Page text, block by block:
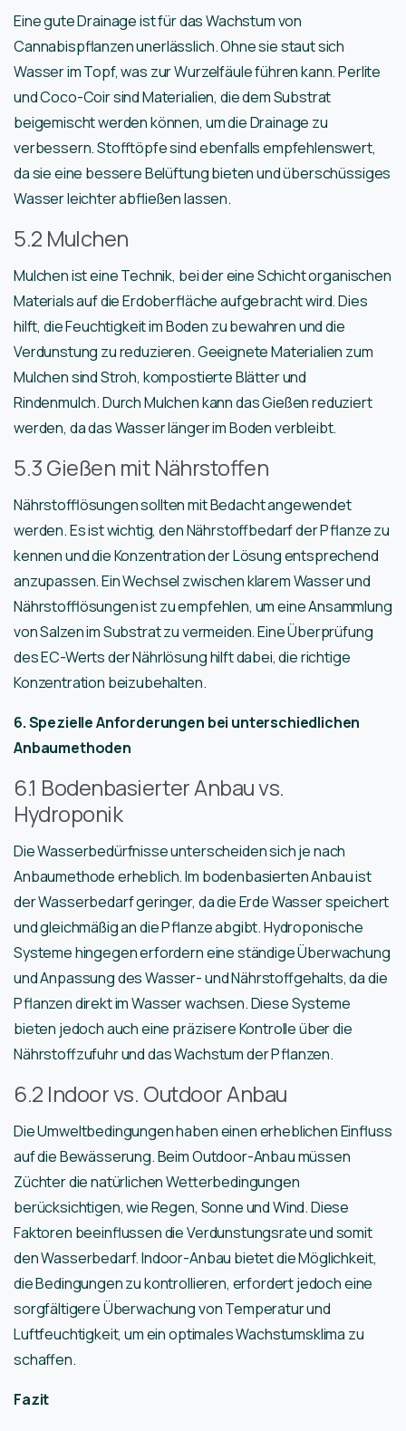
Eine gute Drainage ist für das Wachstum von
Cannabispflanzen unerlässlich. Ohne sie staut sich
Wasser im Topf, was zur Wurzelfäule führen kann. Perlite
und Coco-Coir sind Materialien, die dem Substrat
beigemischt werden können, um die Drainage zu
verbessern. Stofftöpfe sind ebenfalls empfehlenswert,
da sie eine bessere Belüftung bieten und überschüssiges
Wasser leichter abfließen lassen.
5.2 Mulchen
Mulchen ist eine Technik, bei der eine Schicht organischen
Materials auf die Erdoberfläche aufgebracht wird. Dies
hilft, die Feuchtigkeit im Boden zu bewahren und die
Verdunstung zu reduzieren. Geeignete Materialien zum
Mulchen sind Stroh, kompostierte Blätter und
Rindenmulch. Durch Mulchen kann das Gießen reduziert
werden, da das Wasser länger im Boden verbleibt.
5.3 Gießen mit Nährstoffen
Nährstofflösungen sollten mit Bedacht angewendet
werden. Es ist wichtig, den Nährstoffbedarf der Pflanze zu
kennen und die Konzentration der Lösung entsprechend
anzupassen. Ein Wechsel zwischen klarem Wasser und
Nährstofflösungen ist zu empfehlen, um eine Ansammlung
von Salzen im Substrat zu vermeiden. Eine Überprüfung
des EC-Werts der Nährlösung hilft dabei, die richtige
Konzentration beizubehalten.
6. Spezielle Anforderungen bei unterschiedlichen
Anbaumethoden
6.1 Bodenbasierter Anbau vs.
Hydroponik
Die Wasserbedürfnisse unterscheiden sich je nach
Anbaumethode erheblich. Im bodenbasierten Anbau ist
der Wasserbedarf geringer, da die Erde Wasser speichert
und gleichmäßig an die Pflanze abgibt. Hydroponische
Systeme hingegen erfordern eine ständige Überwachung
und Anpassung des Wasser- und Nährstoffgehalts, da die
Pflanzen direkt im Wasser wachsen. Diese Systeme
bieten jedoch auch eine präzisere Kontrolle über die
Nährstoffzufuhr und das Wachstum der Pflanzen.
6.2 Indoor vs. Outdoor Anbau
Die Umweltbedingungen haben einen erheblichen Einfluss
auf die Bewässerung. Beim Outdoor-Anbau müssen
Züchter die natürlichen Wetterbedingungen
berücksichtigen, wie Regen, Sonne und Wind. Diese
Faktoren beeinflussen die Verdunstungsrate und somit
den Wasserbedarf. Indoor-Anbau bietet die Möglichkeit,
die Bedingungen zu kontrollieren, erfordert jedoch eine
sorgfältigere Überwachung von Temperatur und
Luftfeuchtigkeit, um ein optimales Wachstumsklima zu
schaffen.
Fazit